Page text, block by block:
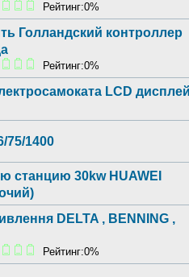
Рейтинг:0%
Голландский контроллер
Рейтинг:0%
LCD
75/1400
станцию 30kw HUAWEI
DELTA , BENNING ,
Рейтинг:0%